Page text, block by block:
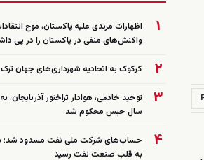
۱
اظهارات مرندی علیه پاکستان، موج
واکنش‌های منفی در پاکستان را در پی
۲ کرکوک به اتحادیه شهرداری‌های جهان
۳
سال حبس محکوم شد
۴
حساب‌های شرکت ملی نفت مسدود شد؛
به قلب صنعت نفت رسید